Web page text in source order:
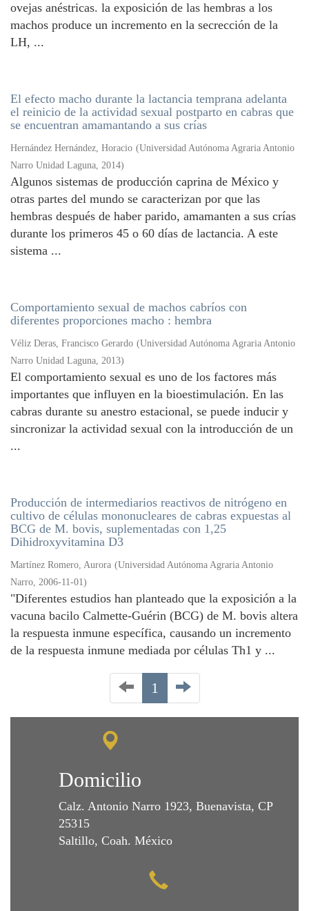
ovejas anéstricas. la exposición de las hembras a los
machos produce un incremento en la secrección de la
LH, ...
El efecto macho durante la lactancia temprana adelanta
el reinicio de la actividad sexual postparto en cabras que
se encuentran amamantando a sus crías
Hernández Hernández, Horacio (Universidad Autónoma Agraria Antonio
Narro Unidad Laguna, 2014)
Algunos sistemas de producción caprina de México y
otras partes del mundo se caracterizan por que las
hembras después de haber parido, amamanten a sus crías
durante los primeros 45 o 60 días de lactancia. A este
sistema ...
Comportamiento sexual de machos cabríos con
diferentes proporciones macho : hembra
Véliz Deras, Francisco Gerardo (Universidad Autónoma Agraria Antonio
Narro Unidad Laguna, 2013)
El comportamiento sexual es uno de los factores más
importantes que influyen en la bioestimulación. En las
cabras durante su anestro estacional, se puede inducir y
sincronizar la actividad sexual con la introducción de un
...
Producción de intermediarios reactivos de nitrógeno en
cultivo de células mononucleares de cabras expuestas al
BCG de M. bovis, suplementadas con 1,25
Dihidroxyvitamina D3
Martínez Romero, Aurora (Universidad Autónoma Agraria Antonio
Narro, 2006-11-01)
"Diferentes estudios han planteado que la exposición a la
vacuna bacilo Calmette-Guérin (BCG) de M. bovis altera
la respuesta inmune específica, causando un incremento
de la respuesta inmune mediada por células Th1 y ...
1
Domicilio
Calz. Antonio Narro 1923, Buenavista, CP
25315
Saltillo, Coah. México